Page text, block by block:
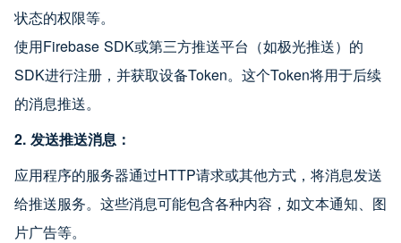
状态的权限等。
使用Firebase SDK或第三方推送平台（如极光推送）的
SDK进行注册，并获取设备Token。这个Token将用于后续
的消息推送。
2. 发送推送消息：
应用程序的服务器通过HTTP请求或其他方式，将消息发送
给推送服务。这些消息可能包含各种内容，如文本通知、图
片广告等。